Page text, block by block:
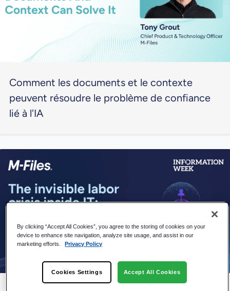
Comment les documents et le contexte
peuvent résoudre le problème de confiance
lié à l'IA
By clicking “Accept All Cookies”, you agree to the storing of cookies on your
device to enhance site navigation, analyze site usage, and assist in our
marketing efforts.
Privacy Policy
Cookies Settings Accept All Cookies